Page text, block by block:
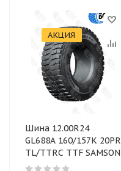
АКЦИЯ
Шина 12.00R24
GL688A 160/157K 20PR
TL/TTRC ТTF SAMSON